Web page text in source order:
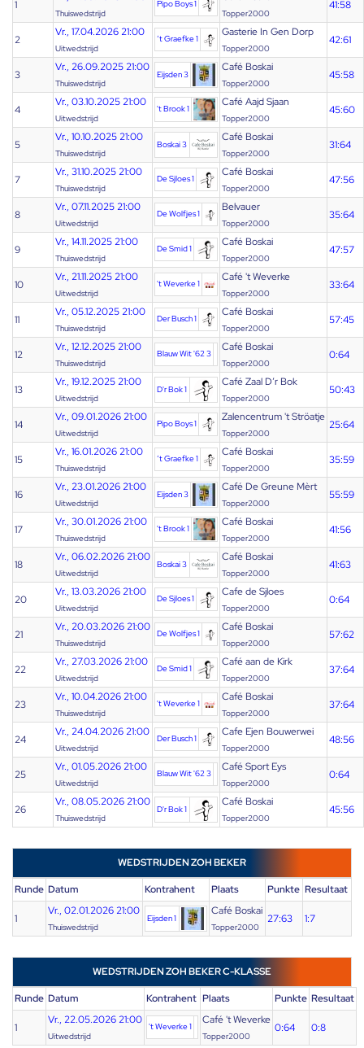
1
Thuiswedstrijd
Pipo Boys 1
Topper2000
41:58
2
Vr., 17.04.2026 21:00
Uitwedstrijd
‘t Graefke 1
Gasterie In Gen Dorp
Topper2000
42:61
3
Vr., 26.09.2025 21:00
Thuiswedstrijd
Eijsden 3
Café Boskai
Topper2000
45:58
4
Vr., 03.10.2025 21:00
Uitwedstrijd
't Brook 1
Café Aajd Sjaan
Topper2000
45:60
5
Vr., 10.10.2025 21:00
Thuiswedstrijd
Boskai 3
Café Boskai
Topper2000
31:64
7
Vr., 31.10.2025 21:00
Thuiswedstrijd
De Sjloes 1
Café Boskai
Topper2000
47:56
8
Vr., 07.11.2025 21:00
Uitwedstrijd
De Wolfjes 1
Belvauer
Topper2000
35:64
9
Vr., 14.11.2025 21:00
Thuiswedstrijd
De Smid 1
Café Boskai
Topper2000
47:57
10
Vr., 21.11.2025 21:00
Uitwedstrijd
't Weverke 1
Café 't Weverke
Topper2000
33:64
11
Vr., 05.12.2025 21:00
Thuiswedstrijd
Der Busch 1
Café Boskai
Topper2000
57:45
12
Vr., 12.12.2025 21:00
Thuiswedstrijd
Blauw Wit '62 3
Café Boskai
Topper2000
0:64
13
Vr., 19.12.2025 21:00
Uitwedstrijd
D'r Bok 1
Café Zaal D’r Bok
Topper2000
50:43
14
Vr., 09.01.2026 21:00
Uitwedstrijd
Pipo Boys 1
Zalencentrum 't Ströatje
Topper2000
25:64
15
Vr., 16.01.2026 21:00
Thuiswedstrijd
‘t Graefke 1
Café Boskai
Topper2000
35:59
16
Vr., 23.01.2026 21:00
Uitwedstrijd
Eijsden 3
Café De Greune Mèrt
Topper2000
55:59
17
Vr., 30.01.2026 21:00
Thuiswedstrijd
't Brook 1
Café Boskai
Topper2000
41:56
18
Vr., 06.02.2026 21:00
Uitwedstrijd
Boskai 3
Café Boskai
Topper2000
41:63
20
Vr., 13.03.2026 21:00
Uitwedstrijd
De Sjloes 1
Cafe de Sjloes
Topper2000
0:64
21
Vr., 20.03.2026 21:00
Thuiswedstrijd
De Wolfjes 1
Café Boskai
Topper2000
57:62
22
Vr., 27.03.2026 21:00
Uitwedstrijd
De Smid 1
Café aan de Kirk
Topper2000
37:64
23
Vr., 10.04.2026 21:00
Thuiswedstrijd
't Weverke 1
Café Boskai
Topper2000
37:64
24
Vr., 24.04.2026 21:00
Uitwedstrijd
Der Busch 1
Cafe Ejen Bouwerwei
Topper2000
48:56
25
Vr., 01.05.2026 21:00
Uitwedstrijd
Blauw Wit '62 3
Café Sport Eys
Topper2000
0:64
26
Vr., 08.05.2026 21:00
Thuiswedstrijd
D'r Bok 1
Café Boskai
Topper2000
45:56
WEDSTRIJDEN ZOH BEKER
Runde Datum Kontrahent Plaats Punkte Resultaat
1
Vr., 02.01.2026 21:00
Thuiswedstrijd
Eijsden 1
Café Boskai
Topper2000
27:63 1:7
WEDSTRIJDEN ZOH BEKER C-KLASSE
Runde Datum Kontrahent Plaats Punkte Resultaat
1
Vr., 22.05.2026 21:00
Uitwedstrijd
't Weverke 1
Café 't Weverke
Topper2000
0:64 0:8